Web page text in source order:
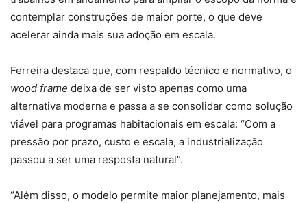
contemplar construções de maior porte, o que deve
acelerar ainda mais sua adoção em escala.
Ferreira destaca que, com respaldo técnico e normativo, o
wood frame deixa de ser visto apenas como uma
alternativa moderna e passa a se consolidar como solução
viável para programas habitacionais em escala: “Com a
pressão por prazo, custo e escala, a industrialização
passou a ser uma resposta natural”.
“Além disso, o modelo permite maior planejamento, mais